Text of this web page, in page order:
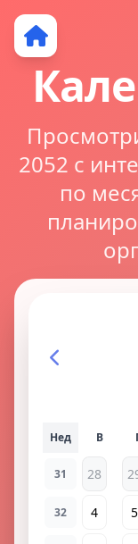
2052 с
по
Нед
31 28
32 4 5